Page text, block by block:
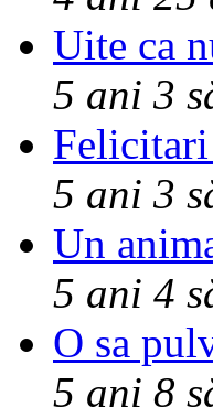
Uite ca
5 ani 3
5 ani 3
Un
5 ani 4
O sa
5 ani 8